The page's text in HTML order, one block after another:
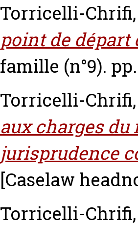
Torricelli-Chrifi,
point de
famille (n°9).
Torricelli-Chrifi,
aux charges
jurisprudence
[Caselaw
Torricelli-Chrifi,